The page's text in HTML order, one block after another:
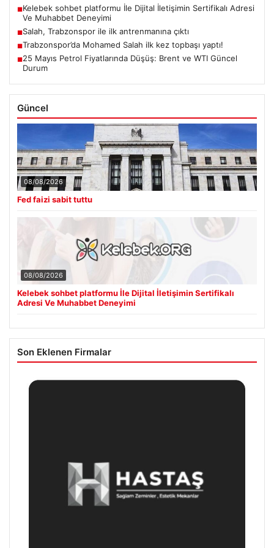
■Kelebek sohbet platformu İle Dijital İletişimin Sertifikalı Adresi
Ve Muhabbet Deneyimi
■Salah, Trabzonspor ile ilk antrenmanına çıktı
■Trabzonspor’da Mohamed Salah ilk kez topbaşı yaptı!
■25 Mayıs Petrol Fiyatlarında Düşüş: Brent ve WTI Güncel
Durum
Güncel
08/08/2026
Fed faizi sabit tuttu
08/08/2026
Kelebek sohbet platformu İle Dijital İletişimin Sertifikalı
Adresi Ve Muhabbet Deneyimi
Son Eklenen Firmalar